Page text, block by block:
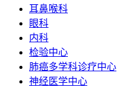
耳鼻喉科
眼科
内科
检验中心
肺癌多学科诊疗中心
神经医学中心